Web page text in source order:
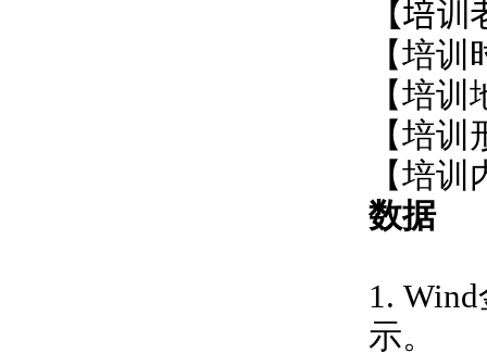
【培
【培
【培
【培
【培
数据
1. Wind
示。